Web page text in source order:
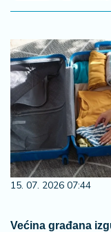
15. 07. 2026 07:44
Većina građana